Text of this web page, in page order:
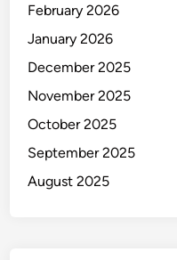
February 2026
January 2026
December 2025
November 2025
October 2025
September 2025
August 2025